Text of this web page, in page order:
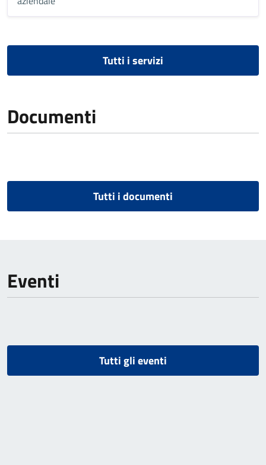
Tutti i servizi
Documenti
Tutti i documenti
Eventi
Tutti gli eventi